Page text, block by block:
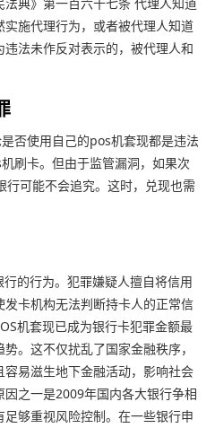
施代理行为，或者被代理人知道
法未作反对表示的，被代理人和
否使用自己的pos机套现都是违法
刷卡。但由于监管漏洞，如果次
可能不会追究。这时，兑现也需
的行为。犯罪嫌疑人擅自将信用
卡机构无法判断持卡人的正常信
机套现已成为银行卡犯罪金额最
。这不仅扰乱了国家金融秩序，
易滋生地下金融活动，影响社会
之一是2009年国内各大银行争相
够重视风险控制。在一些银行申